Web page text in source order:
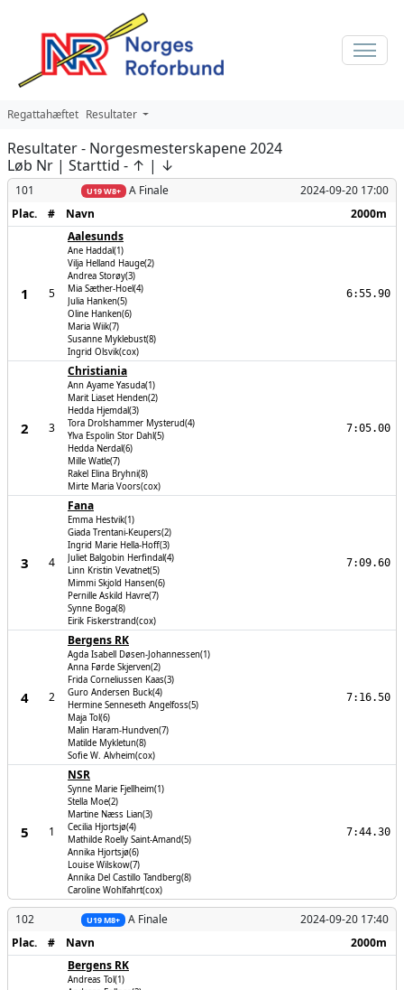
Regattahæftet Resultater
Resultater - Norgesmesterskapene 2024
Løb Nr | Starttid - ↑ | ↓
101 U19 W8+ A Finale
2024-09-20 17:00
Plac.
# Navn 2000m
1 5
Aalesunds
Ane Haddal(1)
Vilja Helland Hauge(2)
Andrea Storøy(3)
Mia Sæther-Hoel(4)
Julia Hanken(5)
Oline Hanken(6)
Maria Wiik(7)
Susanne Myklebust(8)
Ingrid Olsvik(cox)
6:55.90
2 3
Christiania
Ann Ayame Yasuda(1)
Marit Liaset Henden(2)
Hedda Hjemdal(3)
Tora Drolshammer Mysterud(4)
Ylva Espolin Stor Dahl(5)
Hedda Nerdal(6)
Mille Watle(7)
Rakel Elina Bryhni(8)
Mirte Maria Voors(cox)
7:05.00
3 4
Fana
Emma Hestvik(1)
Giada Trentani-Keupers(2)
Ingrid Marie Hella-Hoff(3)
Juliet Balgobin Herfindal(4)
Linn Kristin Vevatnet(5)
Mimmi Skjold Hansen(6)
Pernille Askild Havre(7)
Synne Boga(8)
Eirik Fiskerstrand(cox)
7:09.60
4 2
Bergens RK
Agda Isabell Døsen-Johannessen(1)
Anna Førde Skjerven(2)
Frida Corneliussen Kaas(3)
Guro Andersen Buck(4)
Hermine Senneseth Angelfoss(5)
Maja Tol(6)
Malin Haram-Hundven(7)
Matilde Mykletun(8)
Sofie W. Alvheim(cox)
7:16.50
5 1
NSR
Synne Marie Fjellheim(1)
Stella Moe(2)
Martine Næss Lian(3)
Cecilia Hjortsjø(4)
Mathilde Roelly Saint-Amand(5)
Annika Hjortsjø(6)
Louise Wilskow(7)
Annika Del Castillo Tandberg(8)
Caroline Wohlfahrt(cox)
7:44.30
102 U19 M8+ A Finale
2024-09-20 17:40
Plac.
# Navn 2000m
Bergens RK
Andreas Tol(1)